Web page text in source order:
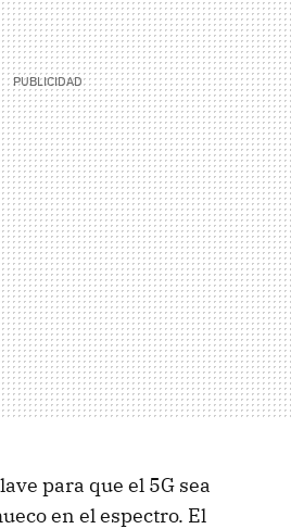
para que el 5G sea
en el espectro. El